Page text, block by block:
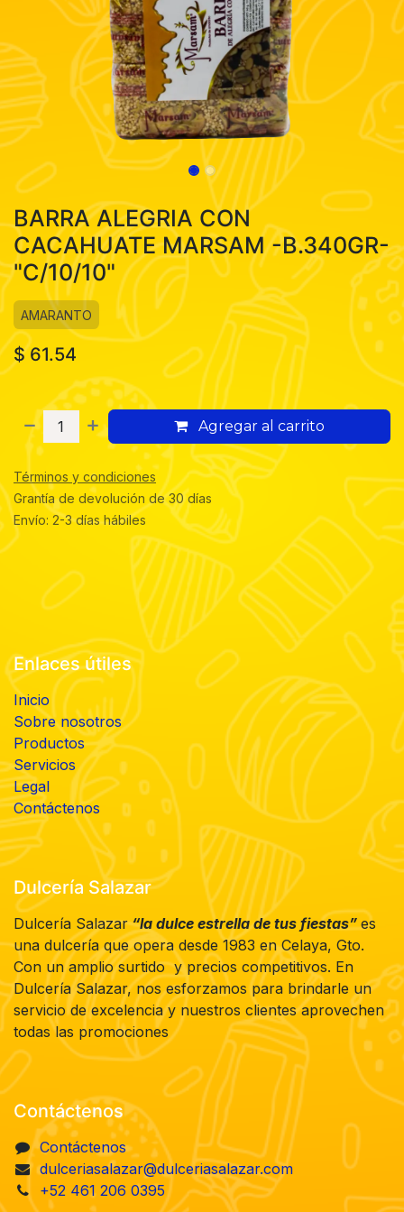
BARRA ALEGRIA CON
CACAHUATE MARSAM -B.340GR-
"C/10/10"
AMARANTO
$61.54
Agregar al carrito
Términos y condiciones
Grantía de devolución de 30 días
Envío: 2-3 días hábiles
Enlaces útiles
Inicio
Sobre nosotros
Productos
Servicios
Legal
Contáctenos
Dulcería Salazar
Dulcería Salazar“la dulce estrella de tus fiestas”es
una dulcería que opera desde 1983 en Celaya, Gto.
Con un amplio surtido y precios competitivos. En
Dulcería Salazar, nos esforzamos para brindarle un
servicio de excelencia y nuestros clientes aprovechen
todas las promociones
Contáctenos
Contáctenos
dulceriasalazar@dulceriasalazar.com
+52 461 206 0395